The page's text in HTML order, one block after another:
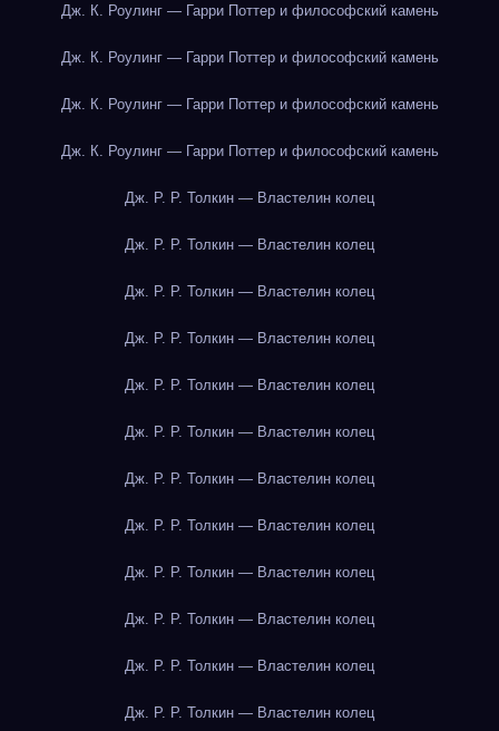
Дж. К. Роулинг — Гарри Поттер и философский камень
Дж. К. Роулинг — Гарри Поттер и философский камень
Дж. К. Роулинг — Гарри Поттер и философский камень
Дж. К. Роулинг — Гарри Поттер и философский камень
Дж. Р. Р. Толкин — Властелин колец
Дж. Р. Р. Толкин — Властелин колец
Дж. Р. Р. Толкин — Властелин колец
Дж. Р. Р. Толкин — Властелин колец
Дж. Р. Р. Толкин — Властелин колец
Дж. Р. Р. Толкин — Властелин колец
Дж. Р. Р. Толкин — Властелин колец
Дж. Р. Р. Толкин — Властелин колец
Дж. Р. Р. Толкин — Властелин колец
Дж. Р. Р. Толкин — Властелин колец
Дж. Р. Р. Толкин — Властелин колец
Дж. Р. Р. Толкин — Властелин колец